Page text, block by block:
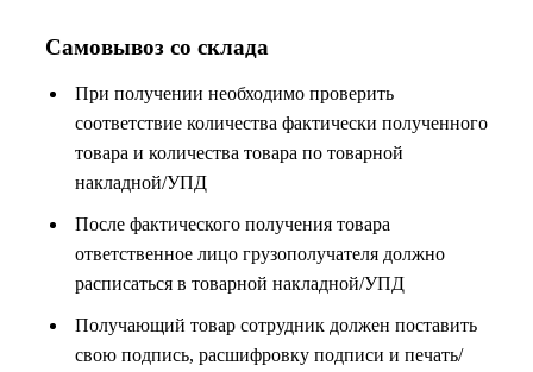
Самовывоз со склада
При получении необходимо проверить
соответствие количества фактически полученного
товара и количества товара по товарной
накладной/УПД
После фактического получения товара
ответственное лицо грузополучателя должно
расписаться в товарной накладной/УПД
Получающий товар сотрудник должен поставить
свою подпись, расшифровку подписи и печать/